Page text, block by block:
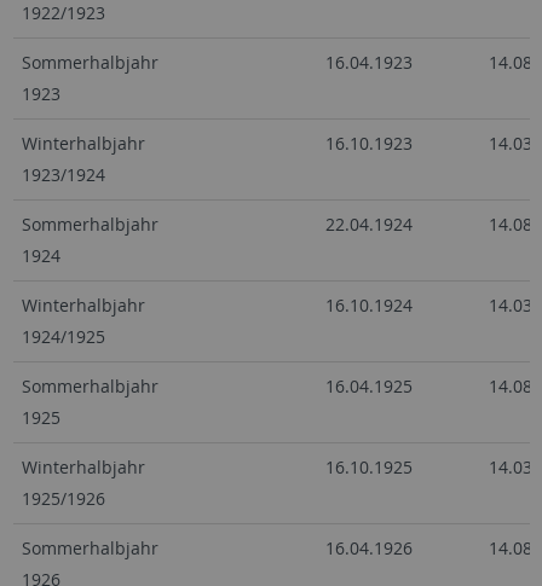
1922/1923
Sommerhalbjahr
1923
16.04.1923
Winterhalbjahr
1923/1924
16.10.1923
Sommerhalbjahr
1924
22.04.1924
Winterhalbjahr
1924/1925
16.10.1924
Sommerhalbjahr
1925
16.04.1925
Winterhalbjahr
1925/1926
16.10.1925
Sommerhalbjahr
1926
16.04.1926